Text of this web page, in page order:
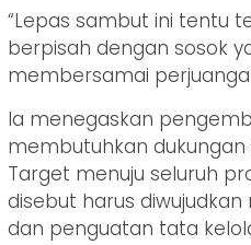
“Lepas sambut ini tentu
berpisah dengan sosok
membersamai
Ia menegaskan
membutuhkan
Target menuju seluruh
disebut harus
dan penguatan tata